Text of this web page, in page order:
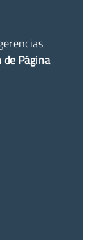
Página